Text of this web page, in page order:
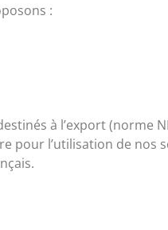
:
à l’export (norme
pour l’utilisation de